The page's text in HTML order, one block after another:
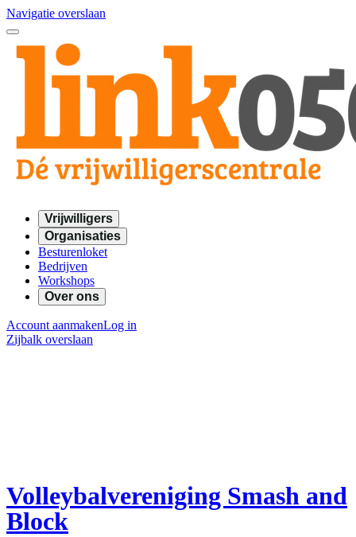
Navigatie overslaan
Vrijwilligers
Organisaties
Besturenloket
Bedrijven
Workshops
Over ons
Account aanmakenLog in
Zijbalk overslaan
Volleybalvereniging Smash and
Block